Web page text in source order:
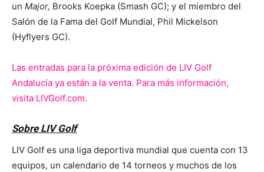
un Major, Brooks Koepka (Smash GC); y el miembro del
Salón de la Fama del Golf Mundial, Phil Mickelson
(Hyflyers GC).
Las entradas para la próxima edición de LIV Golf
Andalucía ya están a la venta. Para más información,
visita LIVGolf.com.
Sobre LIV Golf
LIV Golf es una liga deportiva mundial que cuenta con 13
equipos, un calendario de 14 torneos y muchos de los